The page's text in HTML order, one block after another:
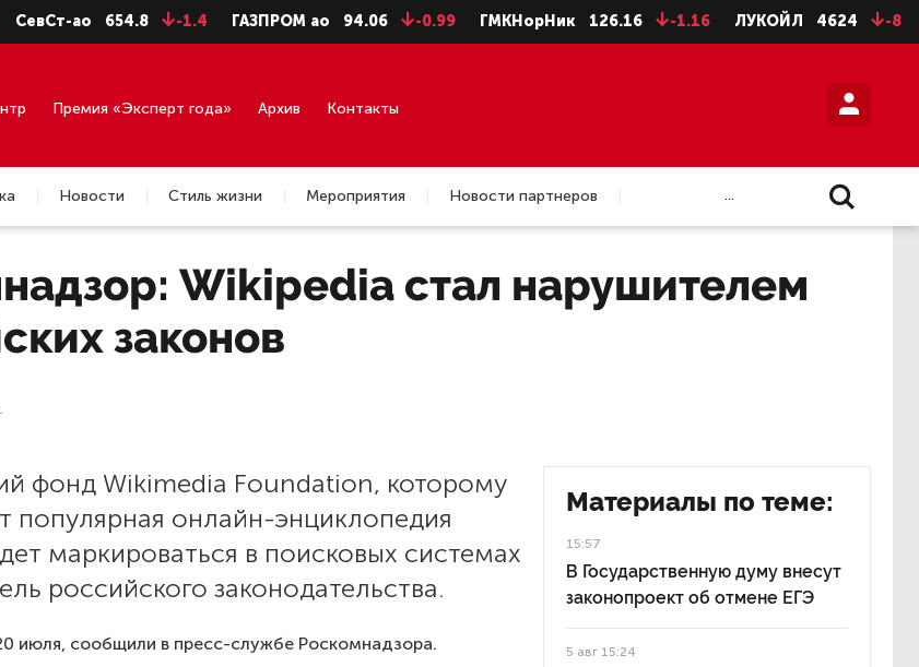
ао 654.8 -1.4 ГАЗПРОМ ао 94.06 -0.99 ГМКНорНик 126.16 -1.16 ЛУКОЙЛ 4624 -8
Премия «Эксперт года» Архив Контакты
Новости Стиль жизни Мероприятия
Новости партнеров
...
Wikipedia стал нарушителем
законов
фонд Wikimedia Foundation, которому
популярная онлайн-энциклопедия
маркироваться в поисковых системах
российского законодательства.
июля, сообщили в пресс-службе Роскомнадзора.
Материалы по теме:
15:57
В Государственную думу внесут
законопроект об отмене ЕГЭ
5 авг 15:24